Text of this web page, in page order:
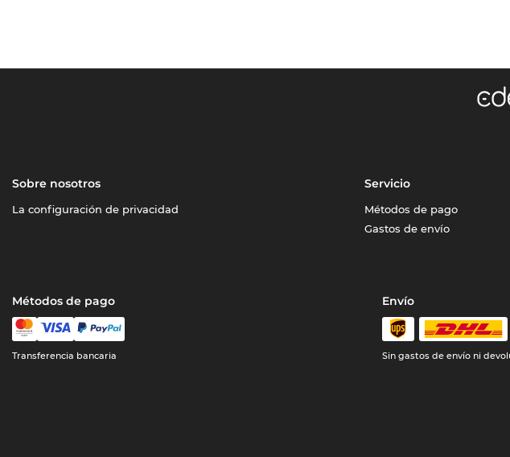
Sobre nosotros
La configuración de privacidad
Servicio
Métodos de pago
Gastos de envío
Métodos de pago
Transferencia bancaria
Envío
Sin gastos de envío ni